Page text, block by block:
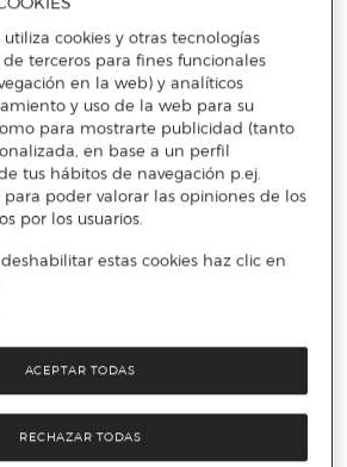
utiliza cookies y otras tecnologías
terceros para fines funcionales
en la web) y analíticos
y uso de la web para su
para mostrarte publicidad (tanto
en base a un perfil
tus hábitos de navegación p.ej.
para poder valorar las opiniones de los
por los usuarios.
estas cookies haz clic en
RECHAZAR TODAS
ACEPTAR TODAS